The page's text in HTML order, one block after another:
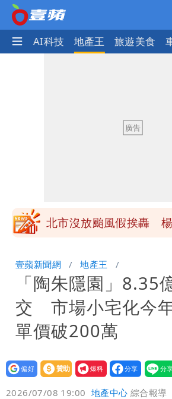
愛美 AI科技 地產王 旅遊美食
萬安：這很清楚標準一致
白海豚颱風掰了！23:30
真相曝光直播當下就被
北市沒放颱風假挨轟
公布收入比拍戲賺更多
白海豚不放假「跟巴威
萬安：這很清楚標準一
白海豚颱風掰了！23:30
颱風警報
壹蘋新聞網 地產王
「陶朱隱園」8.35
交 市場小宅化今
單價破200萬
設為
贊助
我要
爆料
2026/07/08 19:00 地產中心 綜合報導